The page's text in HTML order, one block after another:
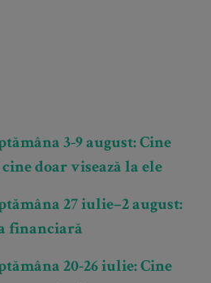
3-9 august: Cine
doar visează la ele
27 iulie–2 august:
financiară
20-26 iulie: Cine